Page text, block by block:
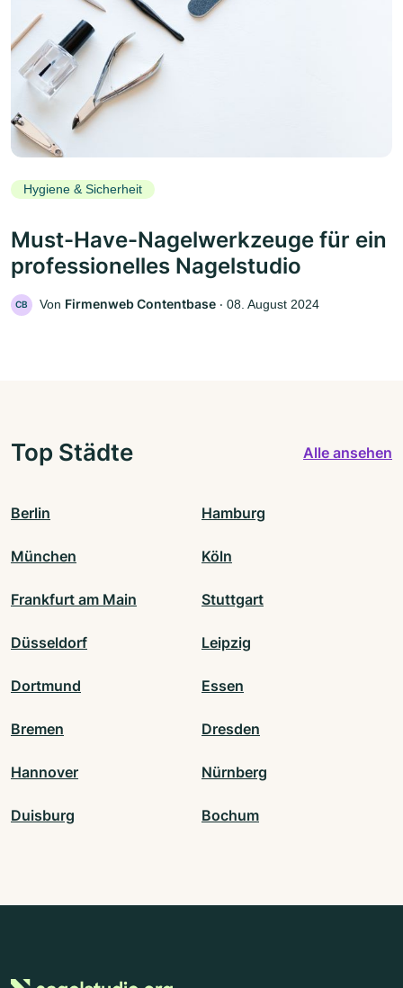
Hygiene & Sicherheit
Must-Have-Nagelwerkzeuge für ein
professionelles Nagelstudio
CB Von Firmenweb Contentbase ‧ 08. August 2024
Top Städte Alle ansehen
Berlin Hamburg
München Köln
Frankfurt am Main Stuttgart
Düsseldorf Leipzig
Dortmund Essen
Bremen Dresden
Hannover Nürnberg
Duisburg Bochum